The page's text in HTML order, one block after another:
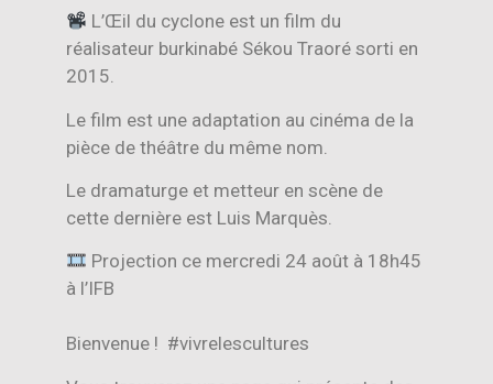
L’Œil du cyclone est un film du
réalisateur burkinabé Sékou Traoré sorti en
2015.
Le film est une adaptation au cinéma de la
pièce de théâtre du même nom.
Le dramaturge et metteur en scène de
cette dernière est Luis Marquès.
Projection ce mercredi 24 août à 18h45
à l’IFB
Bienvenue ! #vivrelescultures